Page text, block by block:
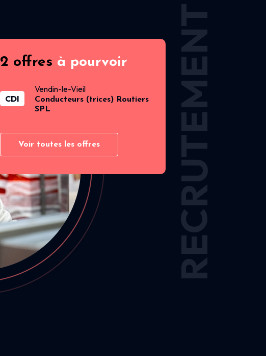
2 offres à pourvoir
CDI
Vendin-le-Vieil
Conducteurs (trices) Routiers
SPL
Voir toutes les offres RECRUTEMENT